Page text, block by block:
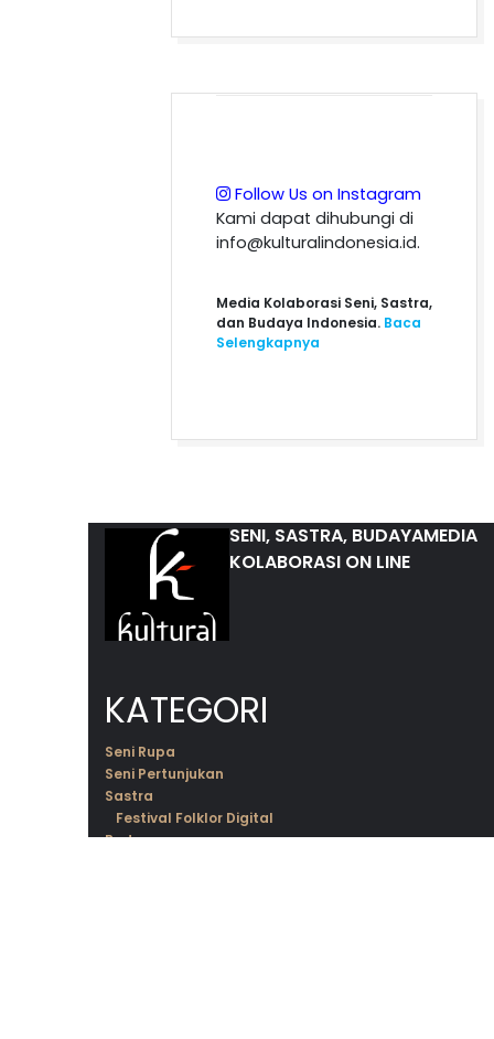
Follow Us on Instagram
Kami dapat dihubungi di
info@kulturalindonesia.id.
Media Kolaborasi Seni, Sastra,
dan Budaya Indonesia. Baca
Selengkapnya
SENI, SASTRA, BUDAYAMEDIA
KOLABORASI ON LINE
KATEGORI
Seni Rupa
Seni Pertunjukan
Sastra
Festival Folklor Digital
Budaya